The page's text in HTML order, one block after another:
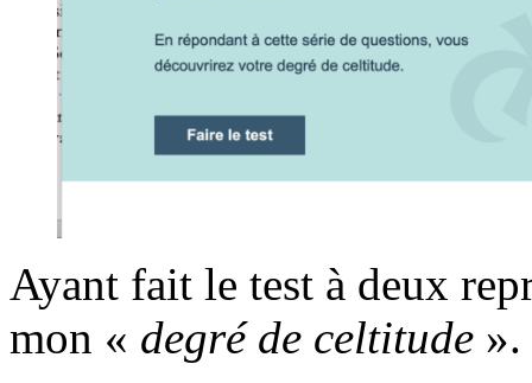
Ayant fait le test à deux
mon « degré de celtitude ».